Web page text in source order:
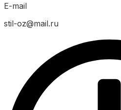
E-mail
stil-oz@mail.ru